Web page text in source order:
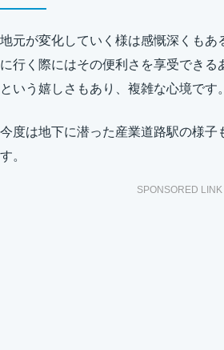
地元が変化していく様は感慨深くもあ
に行く際にはその便利さを享受できる
という嬉しさもあり、複雑な心境です。
今度は地下に潜った産業道路駅の様子
す。
SPONSORED LINK